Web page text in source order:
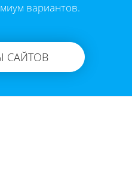
вариантов.
САЙТОВ